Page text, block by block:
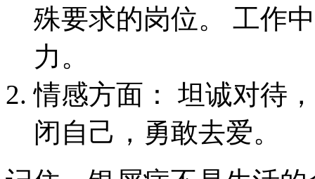
殊要求的岗位。 工作
力。
情感方面： 坦诚对待
闭自己，勇敢去爱。